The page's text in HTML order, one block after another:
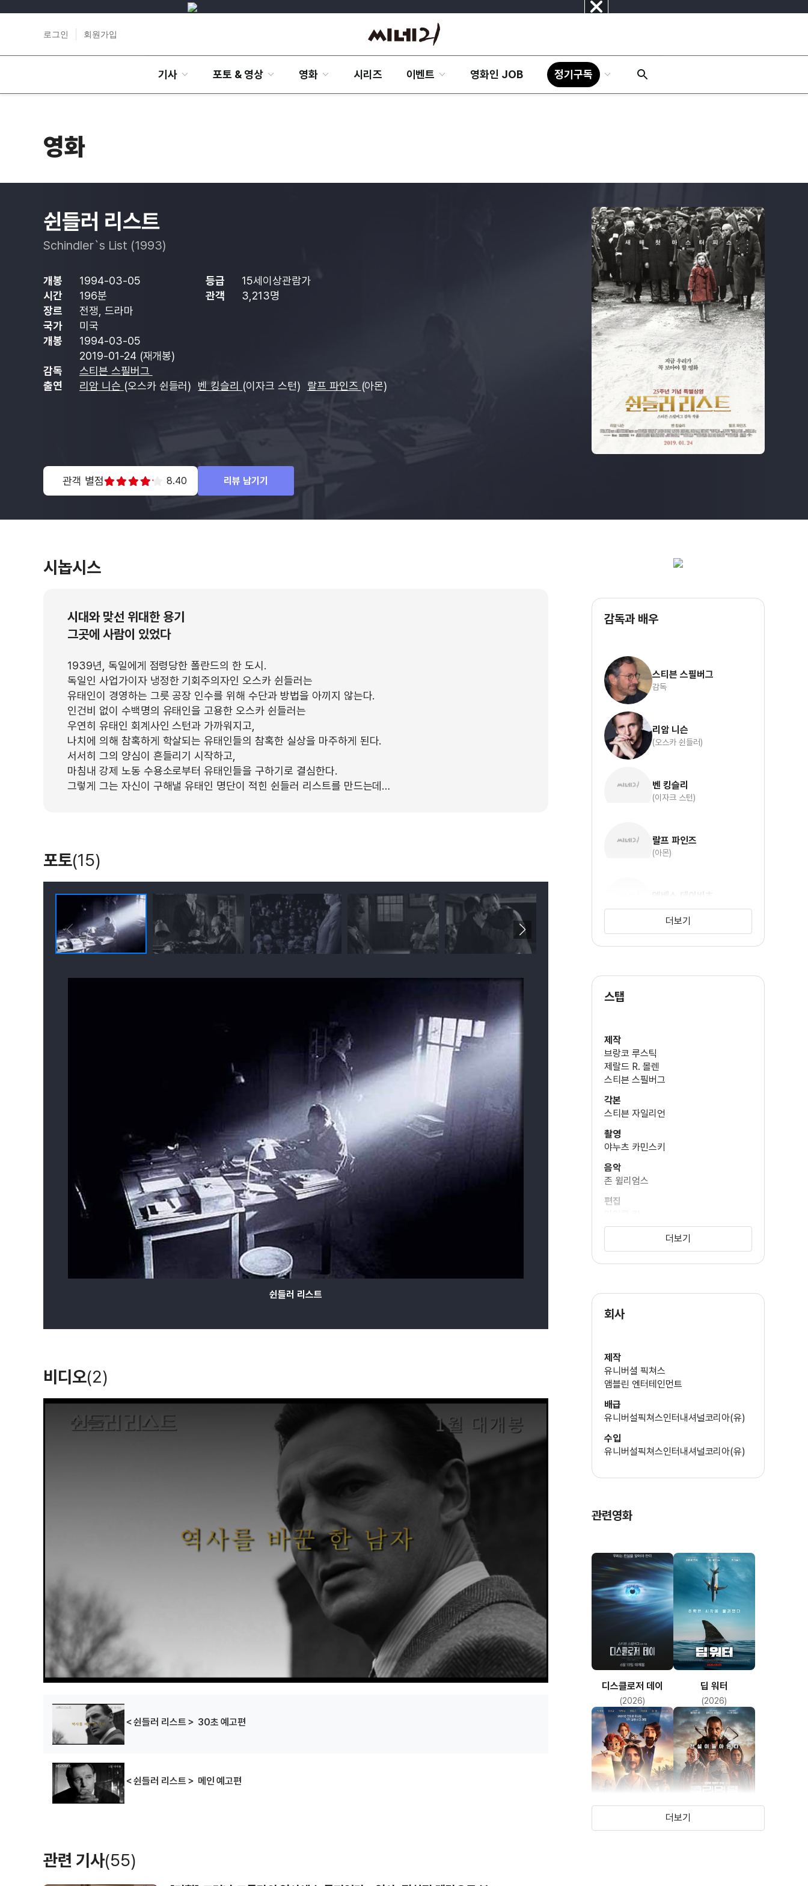
닫
로그인 회원가입
기사 포토 & 영상 영화 시리즈 이벤트 영화인 JOB 정기구독
영화
쉰들러 리스트
Schindler`s List (1993)
개봉 1994-03-05 등급
15세이상관람가
시간
196분 관객
3,213명
장르
전쟁, 드라마
국가
미국
개봉
1994-03-05
2019-01-24 (재개봉)
감독
스티븐 스필버그
출연
리암 니슨 (오스카 쉰들러) 벤 킹슬리 (이자크 스턴) 랄프 파인즈 (아몬)
관객 별점 8.40 리뷰 남기기
시놉시스
시대와 맞선 위대한 용기
그곳에 사람이 있었다
1939년, 독일에게 점령당한 폴란드의 한 도시.
독일인 사업가이자 냉정한 기회주의자인 오스카 쉰들러는
유태인이 경영하는 그릇 공장 인수를 위해 수단과 방법을 아끼지 않는다.
인건비 없이 수백명의 유태인을 고용한 오스카 쉰들러는
우연히 유태인 회계사인 스턴과 가까워지고,
나치에 의해 참혹하게 학살되는 유태인들의 참혹한 실상을 마주하게 된다.
서서히 그의 양심이 흔들리기 시작하고,
마침내 강제 노동 수용소로부터 유태인들을 구하기로 결심한다.
그렇게 그는 자신이 구해낼 유태인 명단이 적힌 쉰들러 리스트를 만드는데…
포토(15)
쉰들러 리스트
비디오(2)
＜쉰들러 리스트＞ 30초 예고편
＜쉰들러 리스트＞ 메인 예고편
관련 기사(55)
감독과 배우
스티븐 스필버그
감독
리암 니슨
(오스카 쉰들러)
벤 킹슬리
(이자크 스턴)
랄프 파인즈
(아몬)
엠베스 데이비츠
(헬렌 허쉬)
엔드레즈 스위린
(줄리앙 셰너)
노버트 웨이서
더보기
스탭
제작
브랑코 루스틱
제랄드 R. 몰렌
스티븐 스필버그
각본
스티븐 자일리언
촬영
야누츠 카민스키
음악
존 윌리엄스
편집
알란 스타스키
토마스 케닐리
의상
안나 B. 셰퍼드
제작총지휘
캐슬린 케네디
더보기
회사
제작
유니버셜 픽쳐스
앰블린 엔터테인먼트
배급
유니버설픽쳐스인터내셔널코리아(유)
수입
유니버설픽쳐스인터내셔널코리아(유)
관련영화
디스클로저 데이
(2026)
딥 워터
(2026)
더보기